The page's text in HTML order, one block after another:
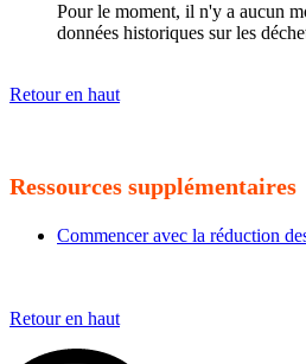
Pour le moment, il n'y a aucun
données historiques sur les
Retour en haut
Ressources supplémentaires
Commencer avec la réduction
Retour en haut